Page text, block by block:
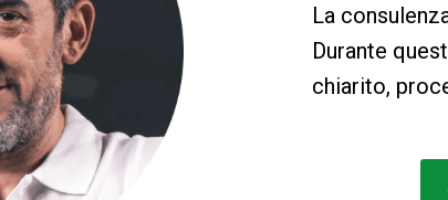
La
Durante
chiarito,